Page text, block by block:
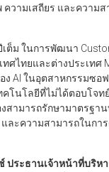
วามเสถียร และความส
ต็ม ในการพัฒนา
ศไทยและต่างประเทศ
AI ในอุตสาหกรรมซอ
โนโลยีที่ไม่ได้ตอบโจท
สามารถรักษามาตรฐาน
ละความสามารถในกา
ประธานเจ้าหน้าที่บริห